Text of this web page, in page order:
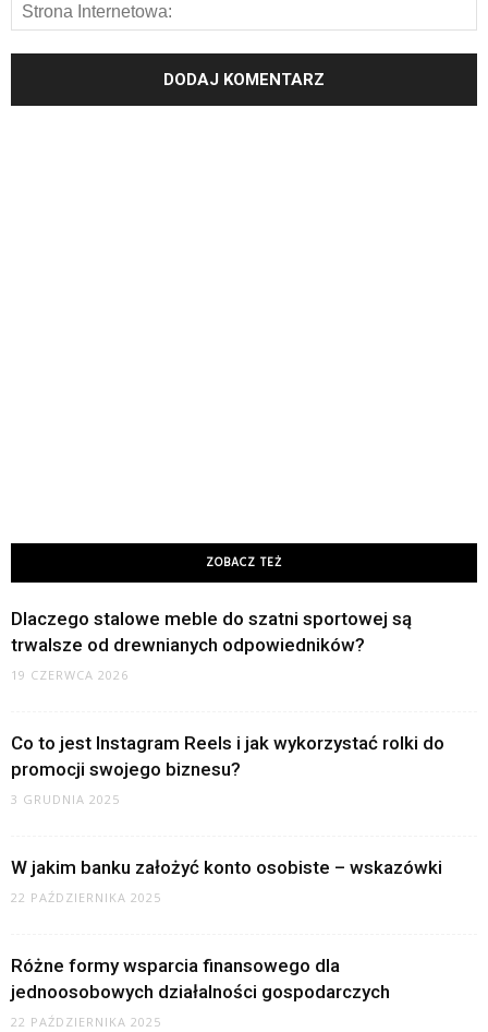
ZOBACZ TEŻ
Dlaczego stalowe meble do szatni sportowej są
trwalsze od drewnianych odpowiedników?
19 CZERWCA 2026
Co to jest Instagram Reels i jak wykorzystać rolki do
promocji swojego biznesu?
3 GRUDNIA 2025
W jakim banku założyć konto osobiste – wskazówki
22 PAŹDZIERNIKA 2025
Różne formy wsparcia finansowego dla
jednoosobowych działalności gospodarczych
22 PAŹDZIERNIKA 2025